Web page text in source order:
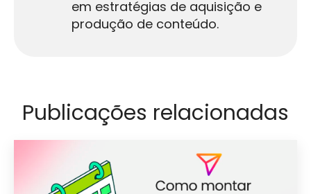
em estratégias de aquisição e
produção de conteúdo.
Publicações relacionadas